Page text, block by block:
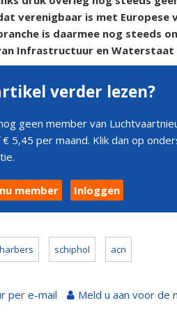
verenigbaar is met
is daarmee nog steeds
Infrastructuur en Waterstaat
verder lezen?
geen member van
€ 5,45 per maand. Klik dan op
member Inloggen
schiphol acn
per e-mail Meld u aan voor de